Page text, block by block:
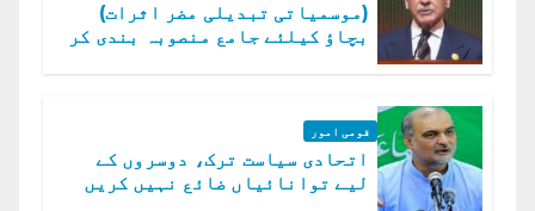
(موسمیاتی تبدیلی مضر اثرات)
بچاؤ کیلئے جامع منصوبہ بندی کر
قومی امور
اتحادی سیاست ترک، دوسروں کے
لیے توانائیاں ضائع نہیں کریں